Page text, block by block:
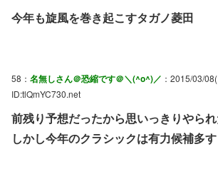
今年も旋風を巻き起こすタガノ菱田
58： 名無しさん＠恐縮です＠＼(^o^)／ ：2015/03/
ID:tlQmYC730.net
前残り予想だったから思いっきりやら
しかし今年のクラシックは有力候補多